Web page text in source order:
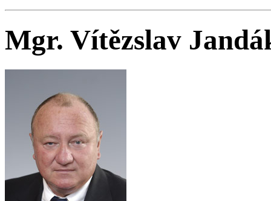
Mgr. Vítězslav